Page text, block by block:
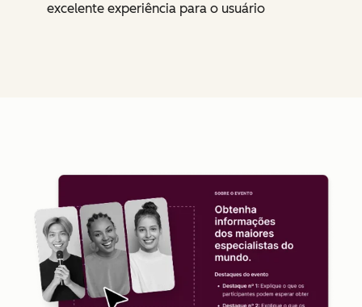
excelente experiência para o usuário